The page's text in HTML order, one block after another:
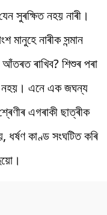
সুৰক্ষিত নহয় নাৰী।
নাৰীক সন্মান
আঁতৰত ৰাখিব? শিশুৰ পৰা
নহয়। এনে এক জঘন্য
এগৰাকী ছাত্ৰীক
ধৰ্ষণ কাণ্ড সংঘটিত কৰি